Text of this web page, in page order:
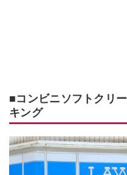
■コンビニソフトクリ
キング